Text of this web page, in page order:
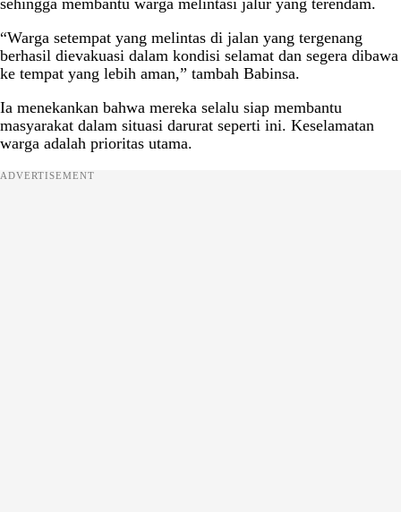
sehingga membantu warga melintasi jalur yang terendam.
“Warga setempat yang melintas di jalan yang tergenang
berhasil dievakuasi dalam kondisi selamat dan segera dibawa
ke tempat yang lebih aman,” tambah Babinsa.
Ia menekankan bahwa mereka selalu siap membantu
masyarakat dalam situasi darurat seperti ini. Keselamatan
warga adalah prioritas utama.
ADVERTISEMENT